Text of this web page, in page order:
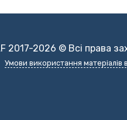
2017-2026 © Всі права
Умови використання матеріалів